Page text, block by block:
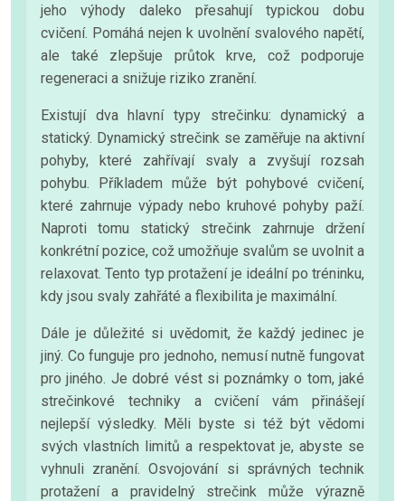
jeho výhody daleko přesahují typickou dobu
cvičení. Pomáhá nejen k uvolnění svalového napětí,
ale také zlepšuje průtok krve, což podporuje
regeneraci a snižuje riziko zranění.
Existují dva hlavní typy strečinku: dynamický a
statický. Dynamický strečink se zaměřuje na aktivní
pohyby, které zahřívají svaly a zvyšují rozsah
pohybu. Příkladem může být pohybové cvičení,
které zahrnuje výpady nebo kruhové pohyby paží.
Naproti tomu statický strečink zahrnuje držení
konkrétní pozice, což umožňuje svalům se uvolnit a
relaxovat. Tento typ protažení je ideální po tréninku,
kdy jsou svaly zahřáté a flexibilita je maximální.
Dále je důležité si uvědomit, že každý jedinec je
jiný. Co funguje pro jednoho, nemusí nutně fungovat
pro jiného. Je dobré vést si poznámky o tom, jaké
strečinkové techniky a cvičení vám přinášejí
nejlepší výsledky. Měli byste si též být vědomi
svých vlastních limitů a respektovat je, abyste se
vyhnuli zranění. Osvojování si správných technik
protažení a pravidelný strečink může výrazně